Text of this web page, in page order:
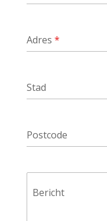
Adres *
Stad
Postcode
Bericht